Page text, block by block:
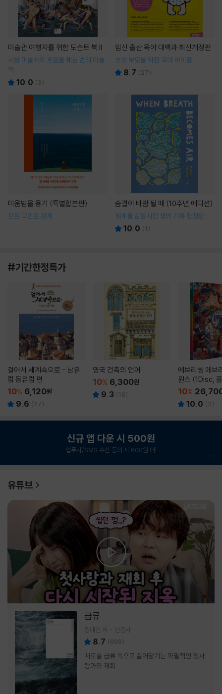
미술관 여행자를 위한 도슨트 북 II
서양 미술사의 흐름을 꿰는 반려 미술
책
10.0 ( 3)
임신 출산 육아 대백과 최신개정판
초보 부모를 위한 육아 바이블
8.7 ( 27)
미움받을 용기 (특별합본판)
모든 고민은 관계
숨결이 바람 될 때 (10주년 에디션)
세계를 감동시킨 생의 기록 한정판
10.0 (1 )
#기간한정특가
걸어서 세계속으로 - 남유
럽 동유럽 편
10% 6,120원
9.6 ( 27)
영국 건축의 언어
10% 6,300원
9.3 (16)
에브리씽 에브
원스 (1Disc,
판) : 블루레이
10%
10.0 ( 2)
신규 앱 다운 시 500원
앱푸시/SMS 수신 동의 시 600원 더!
유튜브
급류
정대건 저 민음사
8.7 (699)
서로를 급류 속으로 끌어당기는 파멸적인 첫사
랑과의 재회